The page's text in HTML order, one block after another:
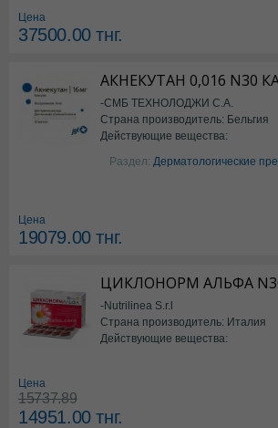
Цена
37500.00тнг.
АКНЕКУТАН 0,016 N30
-СМБ ТЕХНОЛОДЖИ С.А.
Страна производитель: Бельгия
Действующие вещества:
Изотретиноин
Раздел: Дерматологические
Цена
19079.00тнг.
ЦИКЛОНОРМ АЛЬФА
-Nutrilinea S.r.l
Страна производитель: Италия
Действующие вещества:
Цена
15737.89
14951.00тнг.